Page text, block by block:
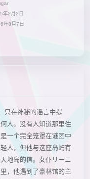
年2月2日
年8月7日
只在神秘的谣言中提
人。没有人知道那里住
一个完全笼罩在谜团中
人，但他与这座岛屿有
地岛的信。女仆リーニ
，他遇到了豪林馆的主